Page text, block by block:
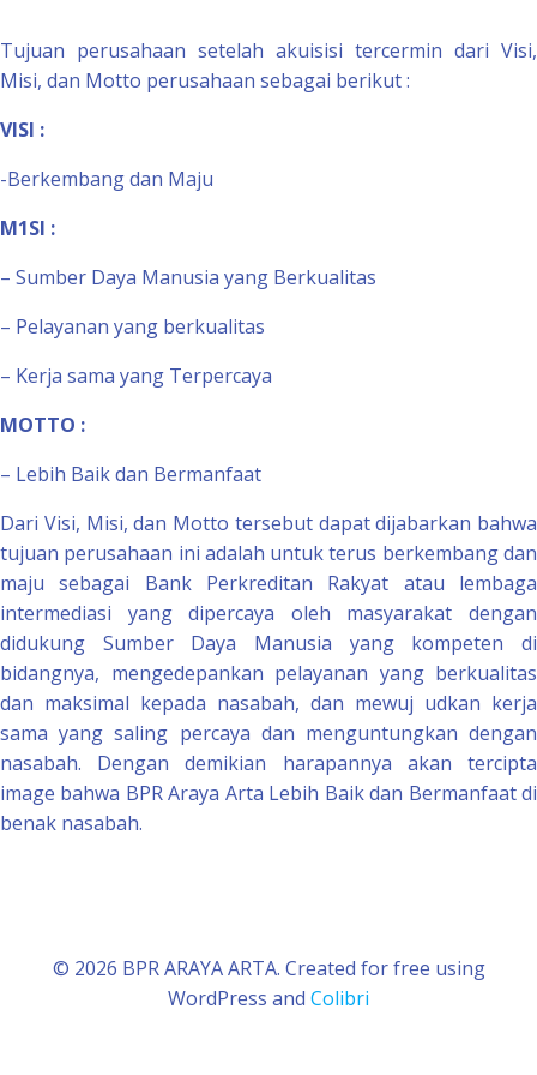
to
content
Tujuan perusahaan setelah akuisisi tercermin dari Visi,
Misi, dan Motto perusahaan sebagai berikut :
VISI :
-Berkembang dan Maju
M1SI :
– Sumber Daya Manusia yang Berkualitas
– Pelayanan yang berkualitas
– Kerja sama yang Terpercaya
MOTTO :
– Lebih Baik dan Bermanfaat
Dari Visi, Misi, dan Motto tersebut dapat dijabarkan bahwa
tujuan perusahaan ini adalah untuk terus berkembang dan
maju sebagai Bank Perkreditan Rakyat atau lembaga
intermediasi yang dipercaya oleh masyarakat dengan
didukung Sumber Daya Manusia yang kompeten di
bidangnya, mengedepankan pelayanan yang berkualitas
dan maksimal kepada nasabah, dan mewuj udkan kerja
sama yang saling percaya dan menguntungkan dengan
nasabah. Dengan demikian harapannya akan tercipta
image bahwa BPR Araya Arta Lebih Baik dan Bermanfaat di
benak nasabah.
© 2026 BPR ARAYA ARTA. Created for free using
WordPress and Colibri